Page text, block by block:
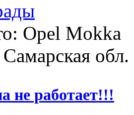
Opel Mokka
обл.
не работает!!!